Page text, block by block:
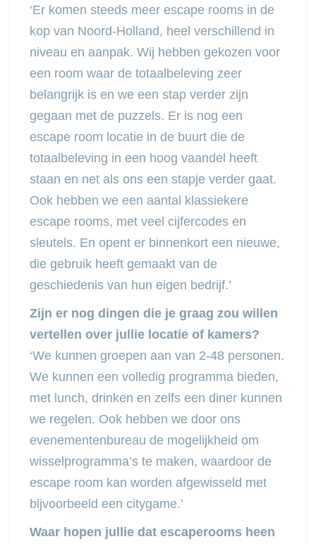
‘Er komen steeds meer escape rooms in de
kop van Noord-Holland, heel verschillend in
niveau en aanpak. Wij hebben gekozen voor
een room waar de totaalbeleving zeer
belangrijk is en we een stap verder zijn
gegaan met de puzzels. Er is nog een
escape room locatie in de buurt die de
totaalbeleving in een hoog vaandel heeft
staan en net als ons een stapje verder gaat.
Ook hebben we een aantal klassiekere
escape rooms, met veel cijfercodes en
sleutels. En opent er binnenkort een nieuwe,
die gebruik heeft gemaakt van de
geschiedenis van hun eigen bedrijf.’
Zijn er nog dingen die je graag zou willen
vertellen over jullie locatie of kamers?
‘We kunnen groepen aan van 2-48 personen.
We kunnen een volledig programma bieden,
met lunch, drinken en zelfs een diner kunnen
we regelen. Ook hebben we door ons
evenementenbureau de mogelijkheid om
wisselprogramma’s te maken, waardoor de
escape room kan worden afgewisseld met
bijvoorbeeld een citygame.’
Waar hopen jullie dat escaperooms heen